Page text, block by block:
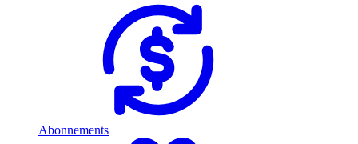
Abonnements